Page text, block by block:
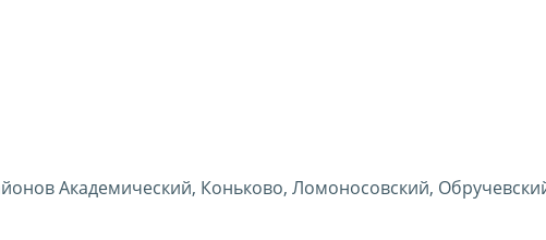
Академический, Коньково, Ломоносовский,